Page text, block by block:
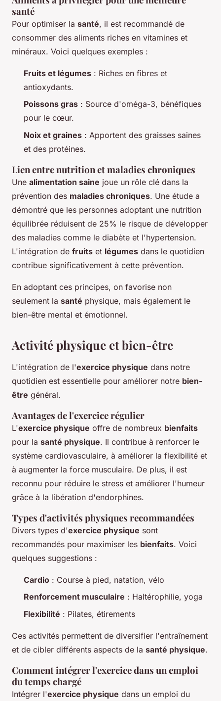
santé
Pour optimiser la santé, il est recommandé de
consommer des aliments riches en vitamines et
minéraux. Voici quelques exemples :
Fruits et légumes : Riches en fibres et
antioxydants.
Poissons gras : Source d'oméga-3, bénéfiques
pour le cœur.
Noix et graines : Apportent des graisses saines
et des protéines.
Lien entre nutrition et maladies chroniques
Une alimentation saine joue un rôle clé dans la
prévention des maladies chroniques. Une étude a
démontré que les personnes adoptant une nutrition
équilibrée réduisent de 25% le risque de développer
des maladies comme le diabète et l'hypertension.
L'intégration de fruits et légumes dans le quotidien
contribue significativement à cette prévention.
En adoptant ces principes, on favorise non
seulement la santé physique, mais également le
bien-être mental et émotionnel.
Activité physique et bien-être
L'intégration de l'exercice physique dans notre
quotidien est essentielle pour améliorer notre bien-
être général.
Avantages de l'exercice régulier
L'exercice physique offre de nombreux bienfaits
pour la santé physique. Il contribue à renforcer le
système cardiovasculaire, à améliorer la flexibilité et
à augmenter la force musculaire. De plus, il est
reconnu pour réduire le stress et améliorer l'humeur
grâce à la libération d'endorphines.
Types d'activités physiques recommandées
Divers types d'exercice physique sont
recommandés pour maximiser les bienfaits. Voici
quelques suggestions :
Cardio : Course à pied, natation, vélo
Renforcement musculaire : Haltérophilie, yoga
Flexibilité : Pilates, étirements
Ces activités permettent de diversifier l'entraînement
et de cibler différents aspects de la santé physique.
Comment intégrer l'exercice dans un emploi
du temps chargé
Intégrer l'exercice physique dans un emploi du